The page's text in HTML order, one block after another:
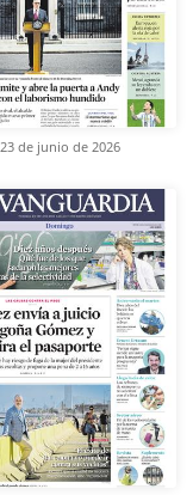
23 de junio de 2026